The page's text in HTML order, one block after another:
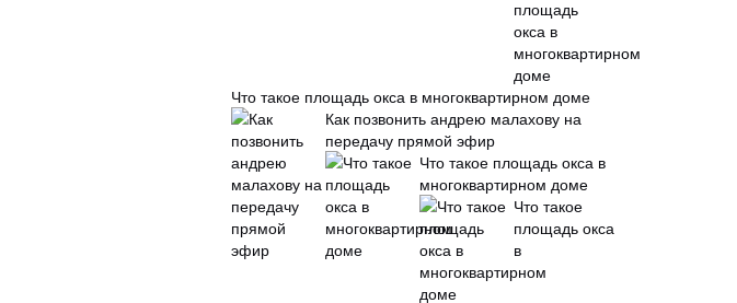
Что такое площадь окса в многоквартирном доме
Как позвонить андрею малахову на
передачу прямой эфир
Что такое площадь окса в
многоквартирном доме
Что такое
площадь окса
в